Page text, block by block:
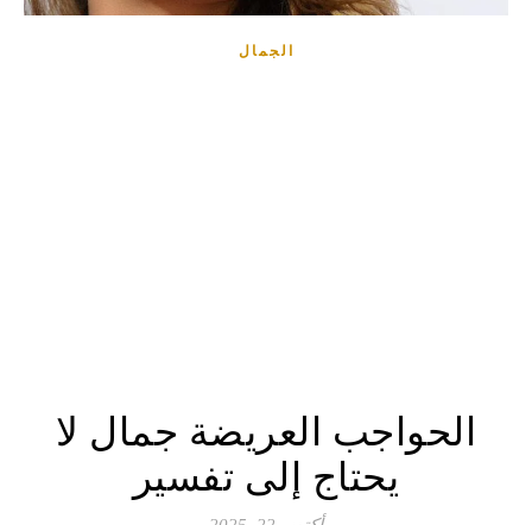
الجمال
الحواجب العريضة جمال لا
يحتاج إلى تفسير